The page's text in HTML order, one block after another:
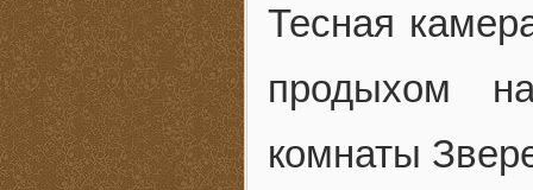
Тесная
продыхом
комнаты